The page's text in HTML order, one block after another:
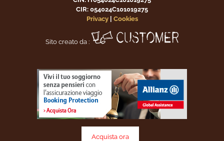
CIR: 054024C101019275
Privacy| Cookies
Sito creato da :
Acquista ora